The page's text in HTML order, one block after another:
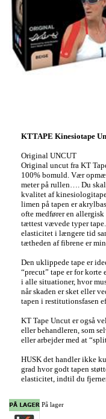
KTTAPE Kinesiotape
Original UNCUT
Original uncut fra KT
100% bomuld. Vær
meter på rullen…. Du
kvalitet af
limen på tapen er
ofte medfører en
tættest vævede typer
elasticitet i længere tid
tætheden af fibrene er
Den uklippede tape er
“precut” tape er for
i alle situationer, hvor
når skaden er sket eller
tapen i restitutionsfasen
KT Tape Uncut er også
eller behandleren, som
eller arbejder med at
HUSK det handler ikke
grad hvor godt tapen
elasticitet, indtil du
På lager